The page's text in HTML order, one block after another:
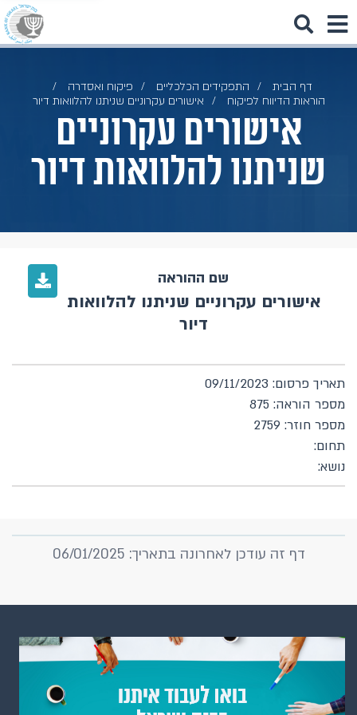
דף הבית התפקידים הכלכליים
פיקוח ואסדרה
הוראות הדיווח לפיקוח
אישורים עקרוניים שניתנו להלוואות דיור
אישורים עקרוניים
שניתנו להלוואות דיור
שם ההוראה
אישורים עקרוניים שניתנו להלוואות
דיור
תאריך פרסום: 09/11/2023
מספר הוראה: 875
מספר חוזר: 2759
תחום:
נושא:
דף זה עודכן לאחרונה בתאריך: 06/01/2025